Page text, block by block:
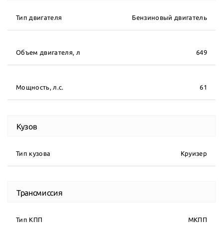
Тип двигателя Бензиновый двигатель
Объем двигателя, л 649
Мощность, л.с. 61
Кузов
Тип кузова Круизер
Трансмиссия
Тип КПП МКПП